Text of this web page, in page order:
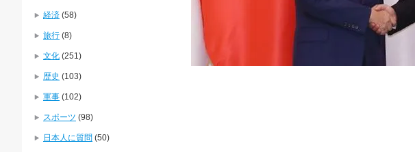
経済 (58)
旅行 (8)
文化 (251)
歴史 (103)
軍事 (102)
スポーツ (98)
日本人に質問 (50)